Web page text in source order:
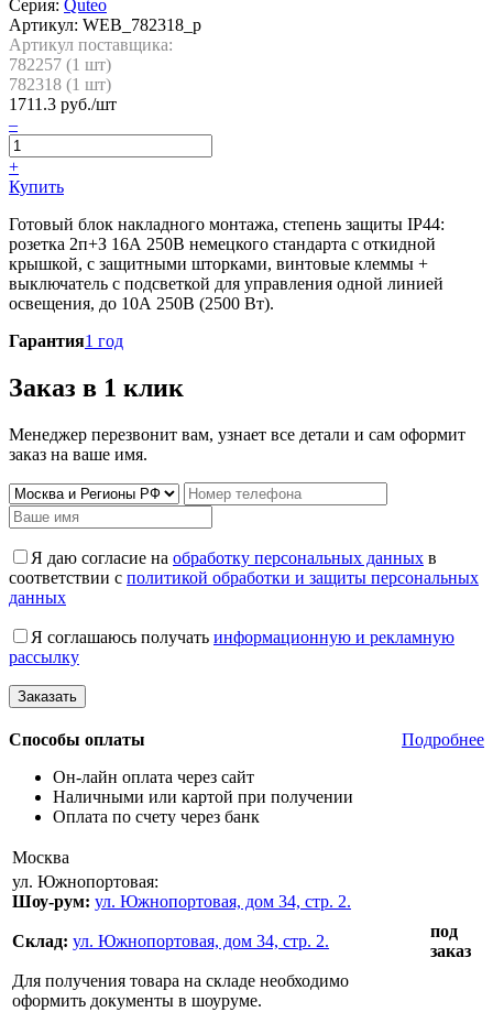
Серия: Quteo
Артикул: WEB_782318_p
Артикул поставщика:
782257 (1 шт)
782318 (1 шт)
1711.3 руб./шт
–
+
Купить
Готовый блок накладного монтажа, степень защиты IP44:
розетка 2п+З 16А 250В немецкого стандарта с откидной
крышкой, с защитными шторками, винтовые клеммы +
выключатель с подсветкой для управления одной линией
освещения, до 10А 250В (2500 Вт).
Гарантия1 год
Заказ в 1 клик
Менеджер перезвонит вам, узнает все детали и сам оформит
заказ на ваше имя.
Я даю согласие на обработку персональных данных в
соответствии с политикой обработки и защиты персональных
данных
Я соглашаюсь получать информационную и рекламную
рассылку
Способы оплаты
Подробнее
Он-лайн оплата через сайт
Наличными или картой при получении
Оплата по счету через банк
Москва
ул. Южнопортовая:
Шоу-рум: ул. Южнопортовая, дом 34, стр. 2.
Склад: ул. Южнопортовая, дом 34, стр. 2.
Для получения товара на складе необходимо
оформить документы в шоуруме.
под
заказ